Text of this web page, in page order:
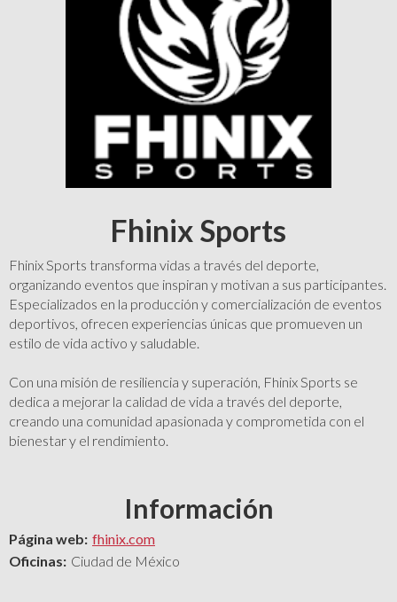
Fhinix Sports
Fhinix Sports transforma vidas a través del deporte,
organizando eventos que inspiran y motivan a sus participantes.
Especializados en la producción y comercialización de eventos
deportivos, ofrecen experiencias únicas que promueven un
estilo de vida activo y saludable.
Con una misión de resiliencia y superación, Fhinix Sports se
dedica a mejorar la calidad de vida a través del deporte,
creando una comunidad apasionada y comprometida con el
bienestar y el rendimiento.
Información
Página web: fhinix.com
Oficinas: Ciudad de México